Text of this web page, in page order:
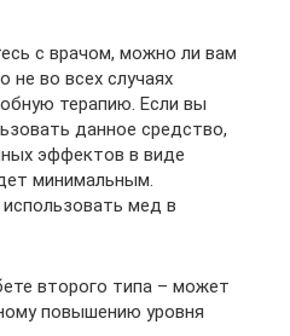
с врачом, можно ли вам
не во всех случаях
терапию. Если вы
данное средство,
эффектов в виде
минимальным.
мед в
второго типа – может
повышению уровня